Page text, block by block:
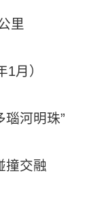
里
月）
瑙河明珠”
撞交融